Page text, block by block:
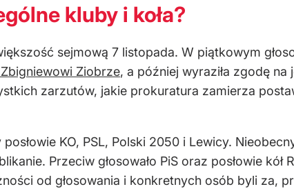
kluby i koła?
sejmową 7 listopada. W piątkowym
Ziobrze, a później wyraziła zgodę
zarzutów, jakie prokuratura zamierza
KO, PSL, Polski 2050 i Lewicy.
Przeciw głosowało PiS oraz posłowie
od głosowania i konkretnych osób byli za,